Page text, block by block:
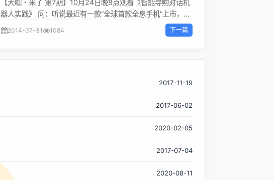
【大咖・来了 第7期】10月24日晚8点观看《智能导购对话机
器人实践》 问：听说最近有一款“全球首款全息手机”上市，那
么究竟什么是全息功能、在手机上又是如何实现的？ 答：首
先，让我们先来了解一下传统意义上的“全息”概念。通常来
年激光技术被发明出来之后才取得了实质性进展。 电影《星球
杂的技术原理，仅就直观的效果来说明。简单来说，如果你看
“全息”技术的概念。基本上，就是将视频内容以身临其境的3D
未来》演唱会的全息投影效果 土耳其总理通过全息投影技术发
表演讲 全息技术并非仅存在于科幻电影中，事实上已经被应用
在电视广播、娱乐等专业领域。比如土耳其总理曾借助全息投
2014-07-31 1084 下一篇
2017-11-19
2017-06-02
2020-02-05
2017-07-04
2020-08-11